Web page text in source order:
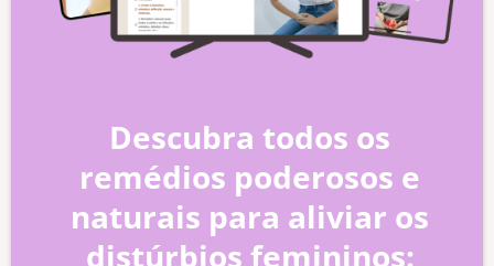
Descubra todos os
remédios poderosos e
naturais para aliviar os
distúrbios femininos: